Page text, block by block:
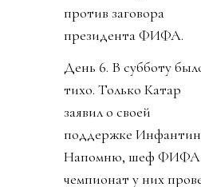
против заговора
президента ФИФА.
День 6. В субботу
тихо. Только Катар
заявил о своей
поддержке
Напомню, шеф ФИФА
чемпионат у них